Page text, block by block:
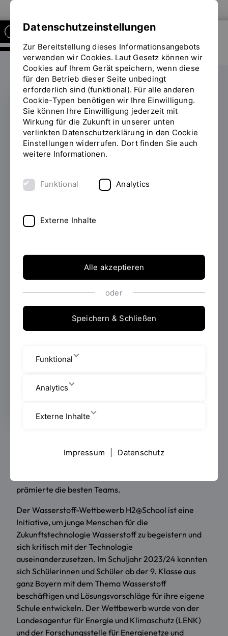
FORSCHUNGSSTELLE FÜR
ENERGIENETZE UND
ENERGIESPEICHER
„Die Energiewende
braucht engagierte,
kluge und kreative
Köpfe wie Euch“
ganz Bayern stellten beim Wasserstoff-
Wettbewerb H2@School an der OTH
Zukunftstechnologie Wasserstoff vor.
Staatssekretär Tobias Gotthardt prämierte
die besten Teams.
FENES, Energiespeicher,
beim Wasserstoff-Wettbewerb H2@School an der
prämierte die besten Teams.
Der Wasserstoff-Wettbewerb H2@School ist eine
Initiative, um junge Menschen für die
Zukunftstechnologie Wasserstoff zu begeistern und
sich kritisch mit der Technologie
auseinanderzusetzen. Im Schuljahr 2023/24 konnten
sich Schülerinnen und Schüler ab der 9. Klasse aus
ganz Bayern mit dem Thema Wasserstoff
beschäftigen und Lösungsvorschläge für ihre eigene
Schule entwickeln. Der Wettbewerb wurde von der
Landesagentur für Energie und Klimaschutz (LENK)
und der Forschungsstelle für Energienetze und
Datenschutzeinstellungen
Zur Bereitstellung dieses Informationsangebots
verwenden wir Cookies. Laut Gesetz können wir
Cookies auf Ihrem Gerät speichern, wenn diese
für den Betrieb dieser Seite unbedingt
erforderlich sind (funktional). Für alle anderen
Cookie-Typen benötigen wir Ihre Einwilligung.
Sie können Ihre Einwilligung jederzeit mit
Wirkung für die Zukunft in unserer unten
verlinkten Datenschutzerklärung in den Cookie
Einstellungen widerrufen. Dort finden Sie auch
weitere Informationen.
Funktional Analytics
Externe Inhalte
Alle akzeptieren
oder
Speichern & Schließen
Funktional
Analytics
Externe Inhalte
Impressum Datenschutz